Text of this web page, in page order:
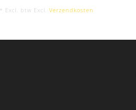
* Excl. btw Excl. Verzendkosten